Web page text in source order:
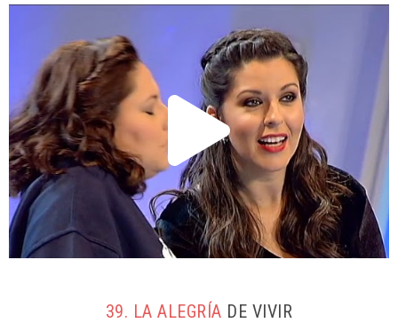
39. LA ALEGRÍA DE VIVIR